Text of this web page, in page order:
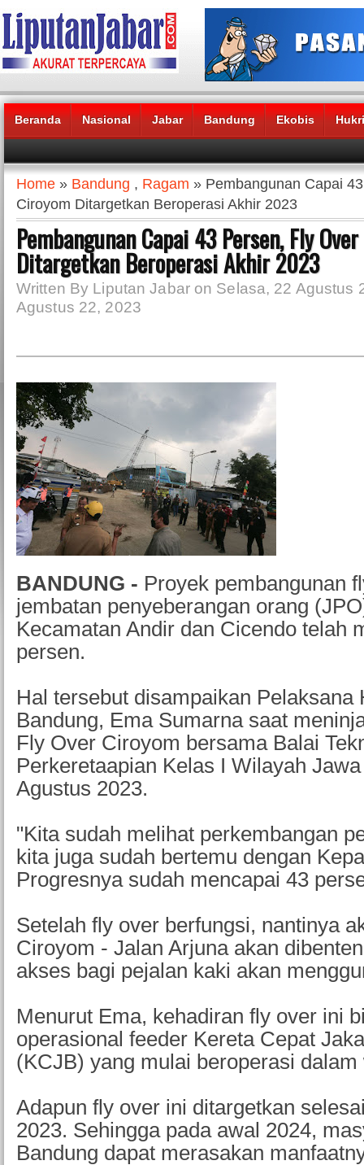
Beranda Nasional Jabar Bandung Ekobis
Headlines News :
Home » Bandung , Ragam » Pembangunan Capai
Ciroyom Ditargetkan Beroperasi Akhir 2023
Pembangunan Capai 43 Persen, Fly
Ditargetkan Beroperasi Akhir 2023
Written By Liputan Jabar on Selasa, 22 Agustus
Agustus 22, 2023
BANDUNG - Proyek pembangunan
jembatan penyeberangan orang
Kecamatan Andir dan Cicendo telah
persen.
Hal tersebut disampaikan Pelaksana
Bandung, Ema Sumarna saat
Fly Over Ciroyom bersama Balai
Perkeretaapian Kelas I Wilayah
Agustus 2023.
"Kita sudah melihat perkembangan
kita juga sudah bertemu dengan
Progresnya sudah mencapai 43
Setelah fly over berfungsi, nantinya
Ciroyom - Jalan Arjuna akan
akses bagi pejalan kaki akan
Menurut Ema, kehadiran fly over ini
operasional feeder Kereta Cepat
(KCJB) yang mulai beroperasi dalam
Adapun fly over ini ditargetkan
2023. Sehingga pada awal 2024,
Bandung dapat merasakan